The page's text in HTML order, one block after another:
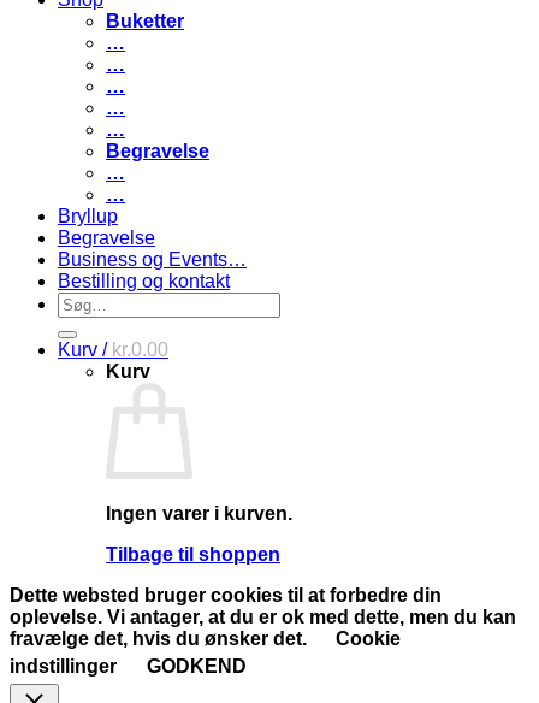
Buketter
…
…
…
…
…
Begravelse
…
…
Bryllup
Begravelse
Business og Events…
Bestilling og kontakt
Søg
efter:
Kurv / kr.0.00
Kurv
Ingen varer i kurven.
Tilbage til shoppen
Dette websted bruger cookies til at forbedre din
oplevelse. Vi antager, at du er ok med dette, men du kan
fravælge det, hvis du ønsker det.
Cookie
indstillinger
GODKEND